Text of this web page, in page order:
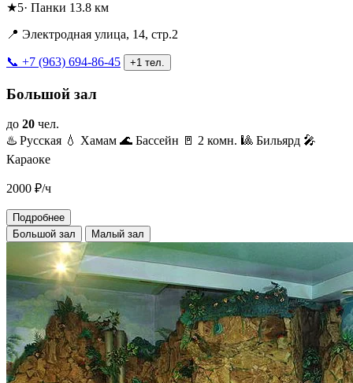
★5· Панки 13.8 км
📍 Электродная улица, 14, стр.2
📞 +7 (963) 694-86-45 +1 тел.
Большой зал
до 20 чел.
♨️ Русская 💧 Хамам 🌊 Бассейн 🚪 2 комн. 🎱 Бильярд 🎤
Караоке
2000 ₽/ч
Подробнее
Большой зал
Малый зал